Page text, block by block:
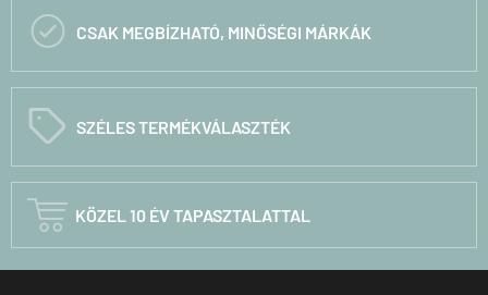
 CSAK MEGBÍZHATÓ, MINŐSÉGI MÁRKÁK
C SZÉLES TERMÉKVÁLASZTÉK
 KÖZEL 10 ÉV TAPASZTALATTAL